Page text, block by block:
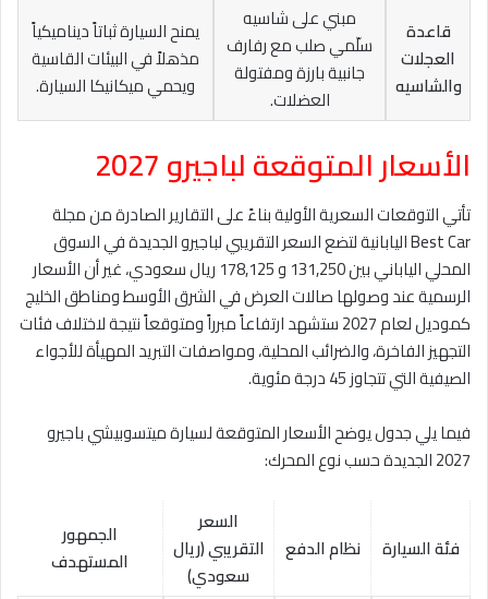
قاعدة
العجلات
والشاسيه
مبني على شاسيه
سلّمي صلب مع رفارف
جانبية بارزة ومفتولة
العضلات.
يمنح السيارة ثباتاً ديناميكياً
مذهلاً في البيئات القاسية
ويحمي ميكانيكا السيارة.
الأسعار المتوقعة لباجيرو 2027
تأتي التوقعات السعرية الأولية بناءً على التقارير الصادرة من مجلة
Best Car اليابانية لتضع السعر التقريبي لباجيرو الجديدة في السوق
المحلي الياباني بين 131,250 و 178,125 ريال سعودي، غير أن الأسعار
الرسمية عند وصولها صالات العرض في الشرق الأوسط ومناطق الخليج
كموديل لعام 2027 ستشهد ارتفاعاً مبرراً ومتوقعاً نتيجة لاختلاف فئات
التجهيز الفاخرة، والضرائب المحلية، ومواصفات التبريد المهيأة للأجواء
الصيفية التي تتجاوز 45 درجة مئوية.
فيما يلي جدول يوضح الأسعار المتوقعة لسيارة ميتسوبيشي باجيرو
2027 الجديدة حسب نوع المحرك:
فئة السيارة نظام الدفع
السعر
التقريبي (ريال
سعودي)
الجمهور
المستهدف